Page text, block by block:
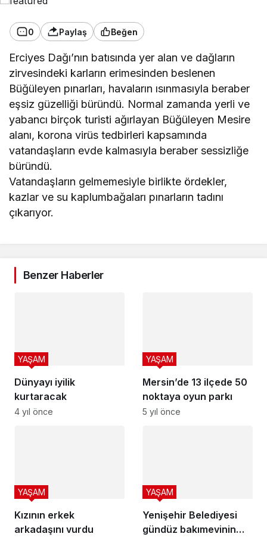
0 Paylaş Beğen
Erciyes Dağı’nın batısında yer alan ve dağların
zirvesindeki karların erimesinden beslenen
Büğüleyen pınarları, havaların ısınmasıyla beraber
eşsiz güzelliği büründü. Normal zamanda yerli ve
yabancı birçok turisti ağırlayan Büğüleyen Mesire
alanı, korona virüs tedbirleri kapsamında
vatandaşların evde kalmasıyla beraber sessizliğe
büründü.
Vatandaşların gelmemesiyle birlikte ördekler,
kazlar ve su kaplumbağaları pınarların tadını
çıkarıyor.
Benzer Haberler
Dünyayı iyilik
kurtaracak
YAŞAM
4 yıl önce
Mersin’de 13 ilçede 50
noktaya oyun parkı
YAŞAM
5 yıl önce
Kızının erkek
arkadaşını vurdu
YAŞAM
Yenişehir Belediyesi
gündüz bakımevinin
YAŞAM